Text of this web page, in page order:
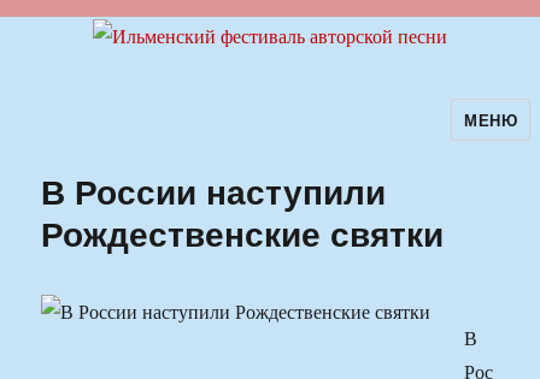
Ильменский фестиваль авторскойМЕНЮ
В России наступили
Рождественские святки
В
Рос